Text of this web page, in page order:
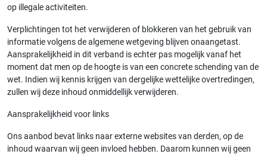
op illegale activiteiten.
Verplichtingen tot het verwijderen of blokkeren van het gebruik van
informatie volgens de algemene wetgeving blijven onaangetast.
Aansprakelijkheid in dit verband is echter pas mogelijk vanaf het
moment dat men op de hoogte is van een concrete schending van de
wet. Indien wij kennis krijgen van dergelijke wettelijke overtredingen,
zullen wij deze inhoud onmiddellijk verwijderen.
Aansprakelijkheid voor links
Ons aanbod bevat links naar externe websites van derden, op de
inhoud waarvan wij geen invloed hebben. Daarom kunnen wij geen